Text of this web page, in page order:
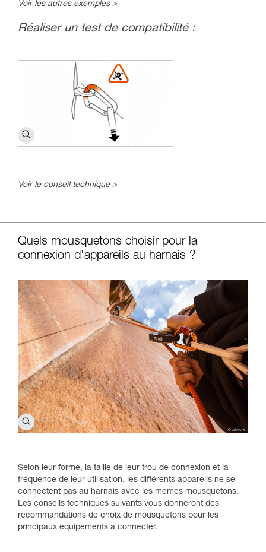
Voir les autres exemples >
Réaliser un test de compatibilité :
Voir le conseil technique >
Quels mousquetons choisir pour la
connexion d'appareils au harnais ?
Selon leur forme, la taille de leur trou de connexion et la
fréquence de leur utilisation, les différents appareils ne se
connectent pas au harnais avec les mêmes mousquetons.
Les conseils techniques suivants vous donneront des
recommandations de choix de mousquetons pour les
principaux équipements à connecter.